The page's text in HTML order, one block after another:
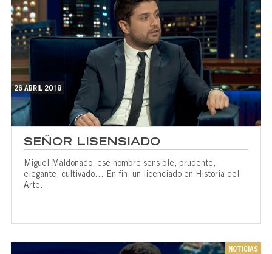
26 ABRIL 2018
SEÑOR LISENSIADO
Miguel Maldonado, ese hombre sensible, prudente,
elegante, cultivado… En fin, un licenciado en Historia del
Arte.
NOTICIAS